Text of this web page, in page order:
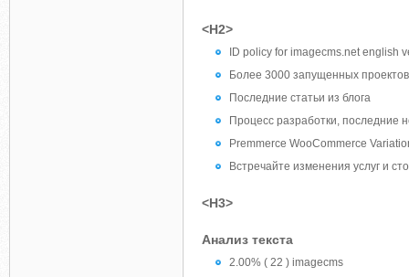
<H2>
ID policy for imagecms.net english
Более 3000 запущенных проектов
Последние статьи из блога
Процесс разработки, последние
Premmerce WooCommerce
Встречайте изменения услуг и
<H3>
Анализ текста
2.00% ( 22 ) imagecms